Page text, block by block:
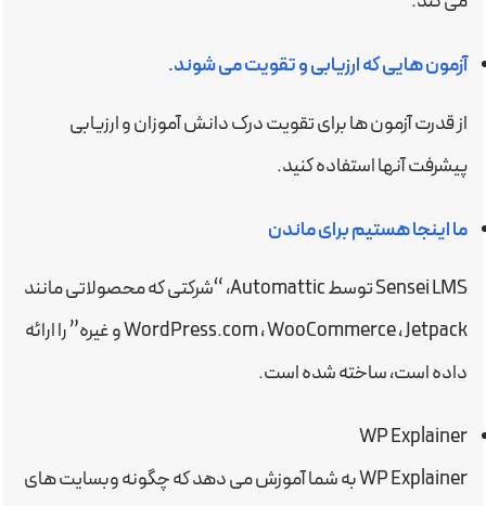
آزمون هایی که ارزیابی و تقویت می شوند.
از قدرت آزمون ها برای تقویت درک دانش آموزان و ارزیابی
پیشرفت آنها استفاده کنید.
ما اینجا هستیم برای ماندن
Sensei LMS توسط Automattic، “شرکتی که محصولاتی مانند
WordPress.com ، WooCommerce ، Jetpack و غیره” را ارائه
داده است، ساخته شده است.
WP Explainer
WP Explainer به شما آموزش می دهد که چگونه وبسایت های